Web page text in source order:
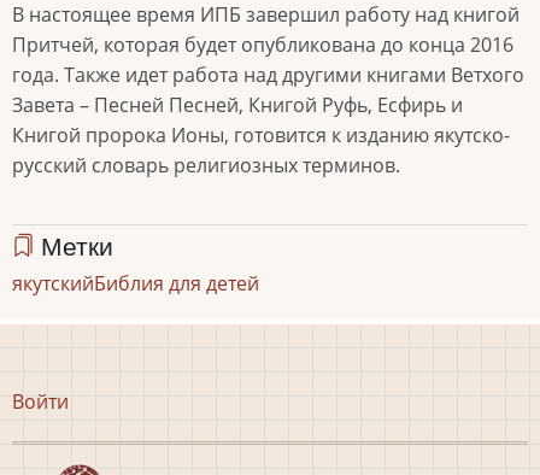
В настоящее время ИПБ завершил работу над книгой
Притчей, которая будет опубликована до конца 2016
года. Также идет работа над другими книгами Ветхого
Завета – Песней Песней, Книгой Руфь, Есфирь и
Книгой пророка Ионы, готовится к изданию якутско-
русский словарь религиозных терминов.
Метки
якутскийБиблия для детей
Меню
записи
Войти